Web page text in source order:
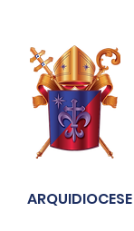
ARQUIDIOCESE